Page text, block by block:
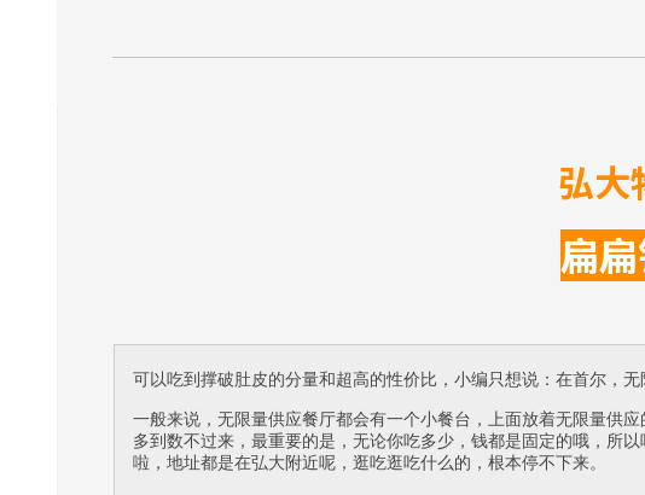
弘大
扁
可以吃到撑破肚皮的分量和超高的性价比，小编只想说：在首尔，无
一般来说，无限量供应餐厅都会有一个小餐台，上面放着无限量供
多到数不过来，最重要的是，无论你吃多少，钱都是固定的哦，所
啦，地址都是在弘大附近呢，逛吃逛吃什么的，根本停不下来。